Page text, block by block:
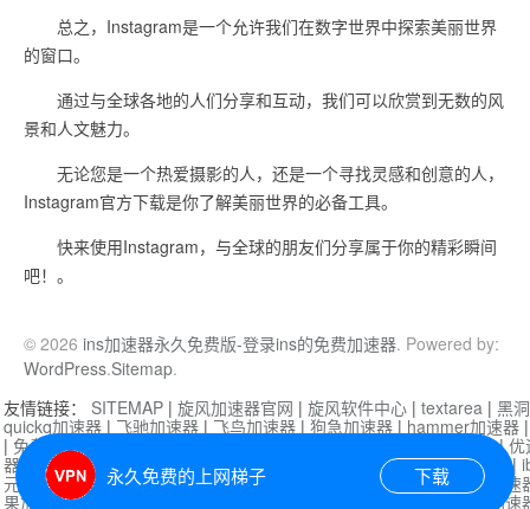
总之，Instagram是一个允许我们在数字世界中探索美丽世界
的窗口。
通过与全球各地的人们分享和互动，我们可以欣赏到无数的风
景和人文魅力。
无论您是一个热爱摄影的人，还是一个寻找灵感和创意的人，
Instagram官方下载是你了解美丽世界的必备工具。
快来使用Instagram，与全球的朋友们分享属于你的精彩瞬间
吧！。
© 2026 ins加速器永久免费版-登录ins的免费加速器. Powered by:
WordPress.Sitemap.
永久免费的上网梯子 下载
友情链接： SITEMAP | 旋风加速器官网 | 旋风软件中心 | textarea | 黑
quickq加速器 | 飞驰加速器 | 飞鸟加速器 | 狗急加速器 | hammer加速器
| 免费vqn加速外网 迷雾通|优
器| 快柠檬加速器|黑洞加速 |falemon 快橙加速器|anycast加速器 |
元机场加速器 |一元机场|老王加速器 | 白石山|
小牛加速
果加速器|黑洞加速 芒果加速